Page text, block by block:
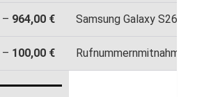
– 964,00 € Samsung Galaxy S26
– 100,00 € Rufnummernmitnahme-